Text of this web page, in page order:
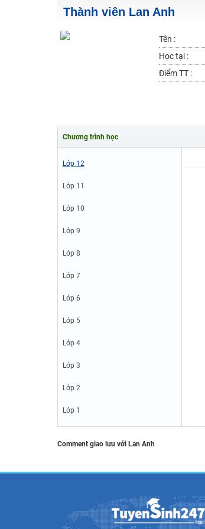
Học online lớp 2 với thầy cô giáo giỏi,
Hot! Lễ hội đồng giá 449K - 499K
Khuyến Mãi Khoá Học 1K Chỉ Từ
Đồng giá khóa học 499K - 399K
Luyện thi vào lớp 10 môn Toán, Văn,
Thành viên Lan Anh
Tên :
Học tại :
Điểm TT :
Chương trình học
Lớp 12
Lớp 11
Lớp 10
Lớp 9
Lớp 8
Lớp 7
Lớp 6
Lớp 5
Lớp 4
Lớp 3
Lớp 2
Lớp 1
Comment giao lưu với Lan Anh